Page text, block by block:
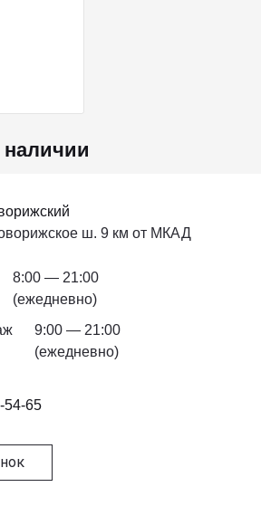
ш. 9 км от МКАД
8:00 — 21:00
(ежедневно)
9:00 — 21:00
(ежедневно)
54-65